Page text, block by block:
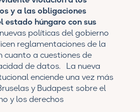
y a las obligaciones
estado húngaro con sus
políticas del gobierno
reglamentaciones de la
cuanto a cuestiones de
de datos. La nueva
enciende una vez más
y Budapest sobre el
y los derechos